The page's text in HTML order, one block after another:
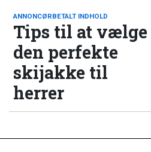
ANNONCØRBETALT INDHOLD
Tips til at vælge
den perfekte
skijakke til
herrer